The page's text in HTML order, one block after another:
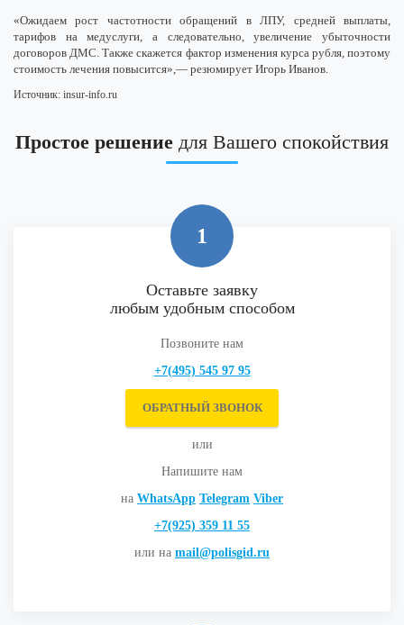
«Ожидаем рост частотности обращений в ЛПУ, средней выплаты,
тарифов на медуслуги, а следовательно, увеличение убыточности
договоров ДМС. Также скажется фактор изменения курса рубля, поэтому
стоимость лечения повысится»,— резюмирует Игорь Иванов.
Источник: insur-info.ru
Простое решение для Вашего спокойствия
1
Оставьте заявку
любым удобным способом
Позвоните нам
+7(495) 545 97 95
ОБРАТНЫЙ ЗВОНОК
или
Напишите нам
на WhatsApp Telegram Viber
+7(925) 359 11 55
или на mail@polisgid.ru